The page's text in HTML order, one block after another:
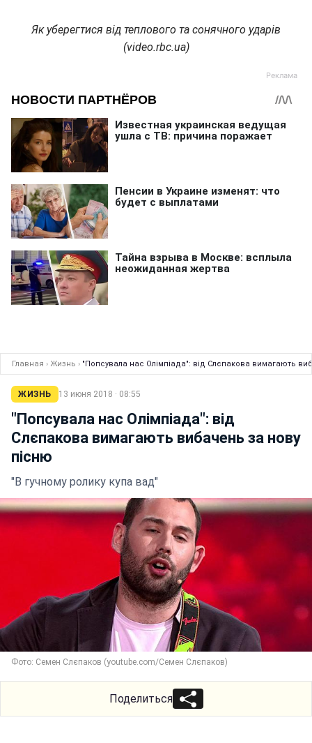
Як уберегтися від теплового та сонячного ударів
(video.rbc.ua)
Главная › Жизнь › "Попсувала нас Олімпіада": від Слєпакова вимагають
ЖИЗНЬ 13 июня 2018 · 08:55
"Попсувала нас Олімпіада": від
Слєпакова вимагають вибачень за нову
пісню
"В гучному ролику купа вад"
Фото: Семен Слєпаков (youtube.com/Семен Слєпаков)
Поделиться